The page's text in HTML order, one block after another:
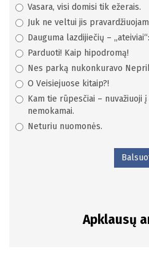
Vasara, visi domisi tik ežerais.
Juk ne veltui jis
Dauguma lazdijiečių –
Parduoti! Kaip hipodromą!
Nes parką nukonkuravo
O Veisiejuose kitaip?!
Kam tie rūpesčiai – nuvažiuoji
nemokamai.
Neturiu nuomonės.
Apklausų